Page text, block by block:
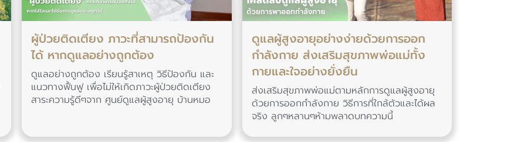
ผู้ป่วยติดเตียง ภาวะที่สามารถป้องกัน
ได้ หากดูแลอย่างถูกต้อง
ดูแลอย่างถูกต้อง เรียนรู้สาเหตุ วิธีป้องกัน และ
แนวทางฟื้นฟู เพื่อไม่ให้เกิดภาวะผู้ป่วยติดเตียง
สาระความรู้ดีๆจาก ศูนย์ดูแลผู้สูงอายุ บ้านหมอ
ดูแลผู้สูงอายุอย่างง่ายด้วยการออก
กำลังกาย ส่งเสริมสุขภาพพ่อแม่ทั้ง
กายและใจอย่างยั่งยืน
ส่งเสริมสุขภาพพ่อแม่ตามหลักการดูแลผู้สูงอายุ
ด้วยการออกกำลังกาย วิธีการที่ใกล้ตัวและได้ผล
จริง ลูกๆหลานๆห้ามพลาดบทความนี้